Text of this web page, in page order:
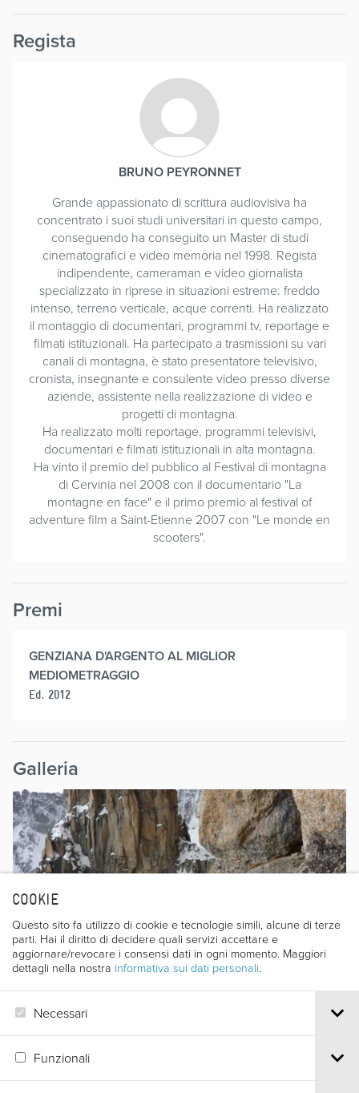
COOKIE
Questo sito fa utilizzo di cookie e tecnologie simili, alcune di terze
parti. Hai il diritto di decidere quali servizi accettare e
aggiornare/revocare i consensi dati in ogni momento. Maggiori
dettagli nella nostra informativa sui dati personali.
Necessari
Funzionali
Regista
BRUNO PEYRONNET
Grande appassionato di scrittura audiovisiva ha
concentrato i suoi studi universitari in questo campo,
conseguendo ha conseguito un Master di studi
cinematografici e video memoria nel 1998. Regista
indipendente, cameraman e video giornalista
specializzato in riprese in situazioni estreme: freddo
intenso, terreno verticale, acque correnti. Ha realizzato
il montaggio di documentari, programmi tv, reportage e
filmati istituzionali. Ha partecipato a trasmissioni su vari
canali di montagna, è stato presentatore televisivo,
cronista, insegnante e consulente video presso diverse
aziende, assistente nella realizzazione di video e
progetti di montagna.
Ha realizzato molti reportage, programmi televisivi,
documentari e filmati istituzionali in alta montagna.
Ha vinto il premio del pubblico al Festival di montagna
di Cervinia nel 2008 con il documentario "La
montagne en face" e il primo premio al festival of
adventure film a Saint-Etienne 2007 con "Le monde en
scooters".
Premi
GENZIANA D'ARGENTO AL MIGLIOR
MEDIOMETRAGGIO
Ed. 2012
Galleria